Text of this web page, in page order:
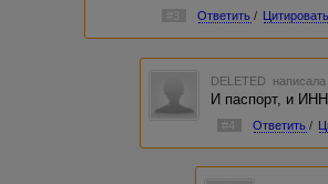
Ответить / Цитировать
DELETED
И паспорт, и
#4 Ответить /